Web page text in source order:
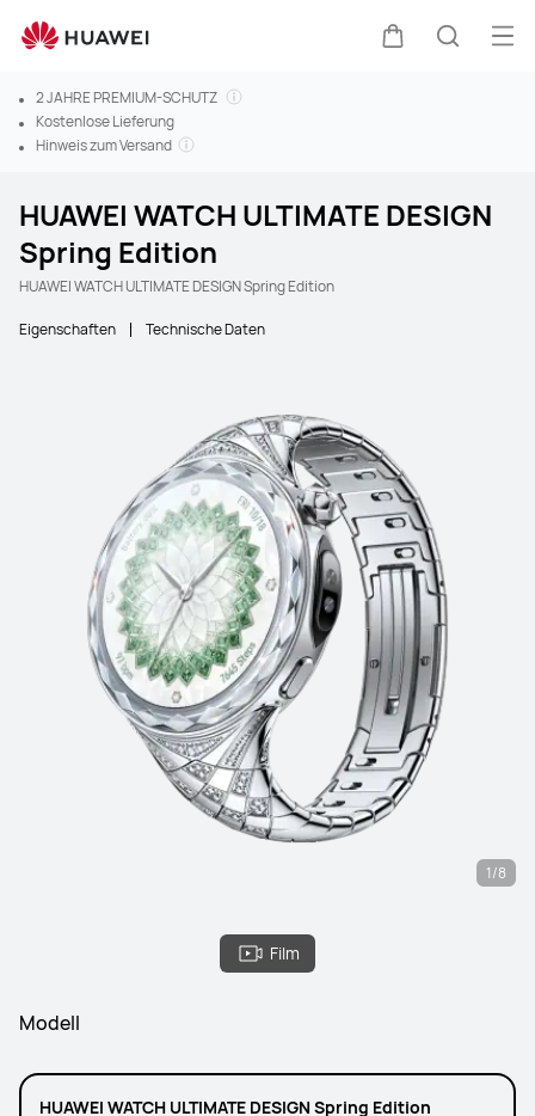
2 JAHRE PREMIUM-SCHUTZ
Kostenlose Lieferung
Hinweis zum Versand
HUAWEI WATCH ULTIMATE DESIGN
Spring Edition
HUAWEI WATCH ULTIMATE DESIGN Spring Edition
Eigenschaften Technische Daten
Film
1/8
Modell
HUAWEI WATCH ULTIMATE DESIGN Spring Edition